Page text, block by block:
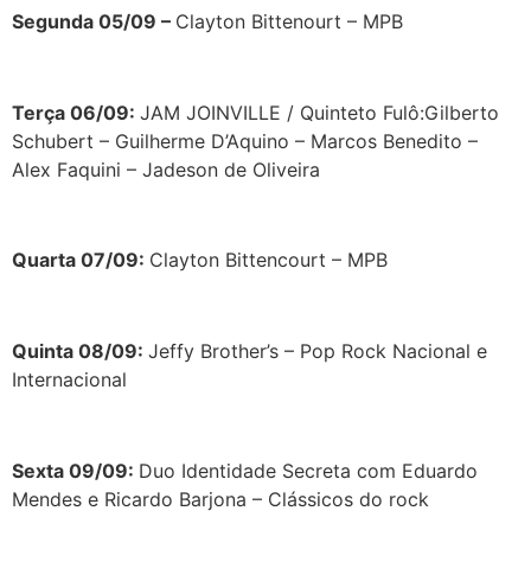
Segunda 05/09 – Clayton Bittenourt – MPB
Terça 06/09: JAM JOINVILLE / Quinteto Fulô:Gilberto
Schubert – Guilherme D’Aquino – Marcos Benedito –
Alex Faquini – Jadeson de Oliveira
Quarta 07/09: Clayton Bittencourt – MPB
Quinta 08/09: Jeffy Brother’s – Pop Rock Nacional e
Internacional
Sexta 09/09: Duo Identidade Secreta com Eduardo
Mendes e Ricardo Barjona – Clássicos do rock